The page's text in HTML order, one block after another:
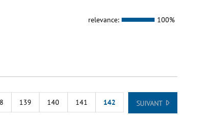
relevance: 100%
139 140 141 142 SUIVANT